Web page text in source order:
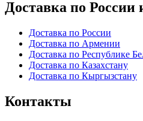
Доставка по
Доставка по России
Доставка по Армении
Доставка по Республике
Доставка по Казахстану
Доставка по Кыргызстану
Контакты